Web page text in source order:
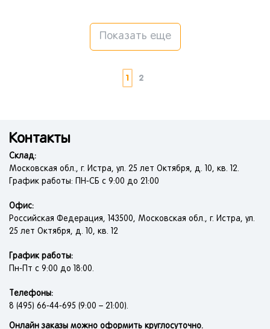
Показать еще
1 2
Контакты
Склад:
Московская обл., г. Истра, ул. 25 лет Октября, д. 10, кв. 12.
График работы: ПН-СБ с 9:00 до 21:00
Офис:
Российская Федерация, 143500, Московская обл., г. Истра, ул.
25 лет Октября, д. 10, кв. 12
График работы:
Пн-Пт с 9:00 до 18:00.
Телефоны:
8 (495) 66-44-695 (9:00 – 21:00).
Онлайн заказы можно оформить круглосуточно.